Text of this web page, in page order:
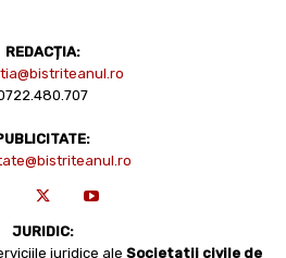
REDACȚIA:
JURIDIC:
juridice ale Societatii civile de